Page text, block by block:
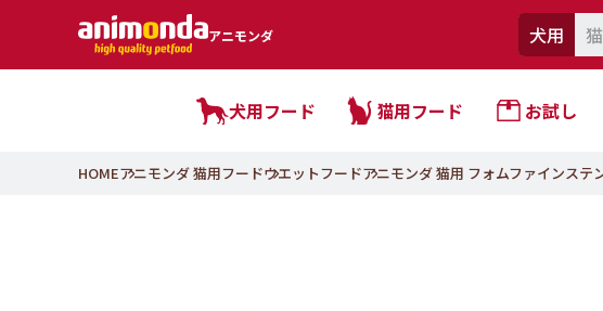
アニモンダ 犬用
犬用フード 猫用フード お試し
HOMEアニモンダ 猫用フードウエットフードアニモンダ 猫用 フォムファインステ